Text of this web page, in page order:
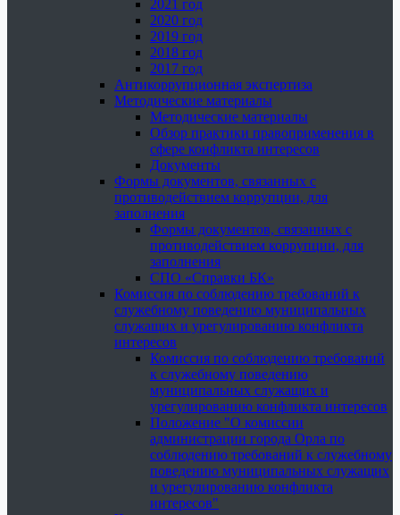
2021 год
2020 год
2019 год
2018 год
2017 год
Антикоррупционная экспертиза
Методические материалы
Методические материалы
Обзор практики правоприменения в
сфере конфликта интересов
Документы
Формы документов, связанных с
противодействием коррупции, для
заполнения
Формы документов, связанных с
противодействием коррупции, для
заполнения
СПО «Справки БК»
Комиссия по соблюдению требований к
служебному поведению муниципальных
служащих и урегулированию конфликта
интересов
Комиссия по соблюдению требований
к служебному поведению
муниципальных служащих и
урегулированию конфликта интересов
Положение "О комиссии
администрации города Орла по
соблюдению требований к служебному
поведению муниципальных служащих
и урегулированию конфликта
интересов"